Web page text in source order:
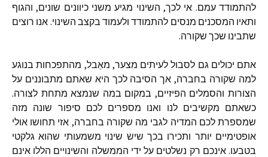
להתמודד עמם. אי לכך, השינוי מגיע משני כיוונים שונים, והגוף
ותאיו המסכנים מנסים להתמודד ולעמוד בקצב השינוי. אנו רוצים
שתבינו שכך שקורה.
אתם יכולים גם לסבול לעיתים מצער, מאֵבל, מהתפכחות בנוגע
למה שקורה בחברה, אך הסיבה לכך היא שאתם מתבוננים על
הצורות והסמלים הפיזיים, במקום במה שנמצא מתחת לצורה.
כשאתם מקשיבים לנו ואנו מספרים לכם סיפור שונה מזה
שמספרת לכם המדיה לגבי מה שקורה בחברה, אזי תחושו אולי
אופטימיים יותר ותכירו בכך שיש שינוי משמעותי שהוא גלקטי
בטבעו.אינכם רק נשלטים על ידי הממשלה והשינויים הללו אינם